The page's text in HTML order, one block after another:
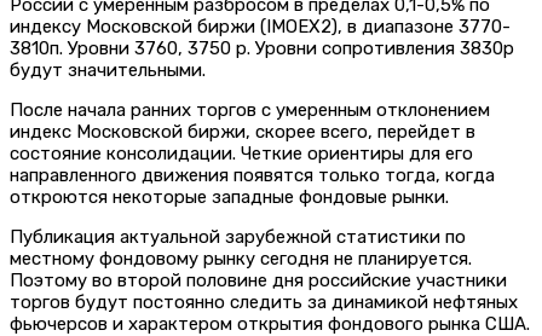
России с умеренным разбросом в пределах 0,1-0,5% по
индексу Московской биржи (IMOEX2), в диапазоне 3770-
3810п. Уровни 3760, 3750 р. Уровни сопротивления 3830p
будут значительными.
После начала ранних торгов с умеренным отклонением
индекс Московской биржи, скорее всего, перейдет в
состояние консолидации. Четкие ориентиры для его
направленного движения появятся только тогда, когда
откроются некоторые западные фондовые рынки.
Публикация актуальной зарубежной статистики по
местному фондовому рынку сегодня не планируется.
Поэтому во второй половине дня российские участники
торгов будут постоянно следить за динамикой нефтяных
фьючерсов и характером открытия фондового рынка США.